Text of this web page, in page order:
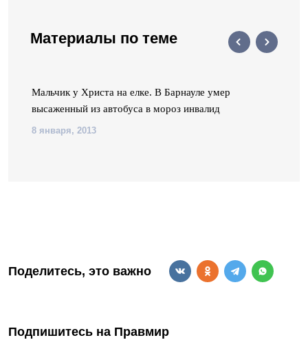
Материалы по теме
Мальчик у Христа на елке. В Барнауле умер
высаженный из автобуса в мороз инвалид
8 января, 2013
Поделитесь, это важно
Подпишитесь на Правмир